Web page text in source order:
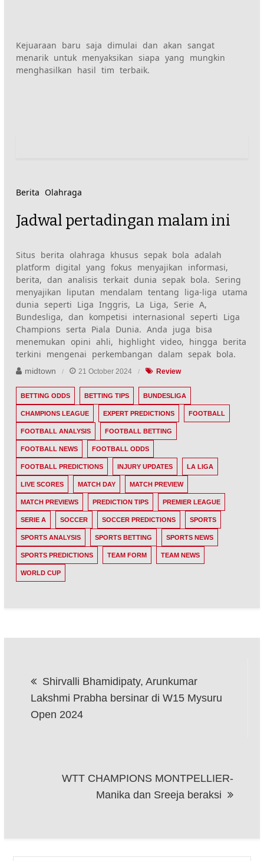
Kejuaraan baru saja dimulai dan akan sangat
menarik untuk menyaksikan siapa yang mungkin
menghasilkan hasil tim terbaik.
pos
Berita Olahraga
Jadwal pertadingan malam ini
Situs berita olahraga khusus sepak bola adalah
platform digital yang fokus menyajikan informasi,
berita, dan analisis terkait dunia sepak bola. Sering
menyajikan liputan mendalam tentang liga-liga utama
dunia seperti Liga Inggris, La Liga, Serie A,
Bundesliga, dan kompetisi internasional seperti Liga
Champions serta Piala Dunia. Anda juga bisa
menemukan opini ahli, highlight video, hingga berita
terkini mengenai perkembangan dalam sepak bola.
midtown 21 October 2024 Review
BETTING ODDS BETTING TIPS BUNDESLIGA
CHAMPIONS LEAGUE EXPERT PREDICTIONS FOOTBALL
FOOTBALL ANALYSIS FOOTBALL BETTING
FOOTBALL NEWS FOOTBALL ODDS
FOOTBALL PREDICTIONS INJURY UPDATES LA LIGA
LIVE SCORES MATCH DAY MATCH PREVIEW
MATCH PREVIEWS PREDICTION TIPS PREMIER LEAGUE
SERIE A SOCCER SOCCER PREDICTIONS SPORTS
SPORTS ANALYSIS SPORTS BETTING SPORTS NEWS
SPORTS PREDICTIONS TEAM FORM TEAM NEWS
WORLD CUP
navigation
Shirvalli Bhamidipaty, Arunkumar
Lakshmi Prabha bersinar di W15 Mysuru
Open 2024
WTT CHAMPIONS MONTPELLIER-
Manika dan Sreeja beraksi